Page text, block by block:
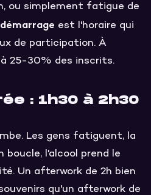
ou simplement fatigue de
est l'horaire qui
de participation. À
25-30% des inscrits.
: 1h30 à 2h30
Les gens fatiguent, la
l'alcool prend le
Un afterwork de 2h bien
qu'un afterwork de